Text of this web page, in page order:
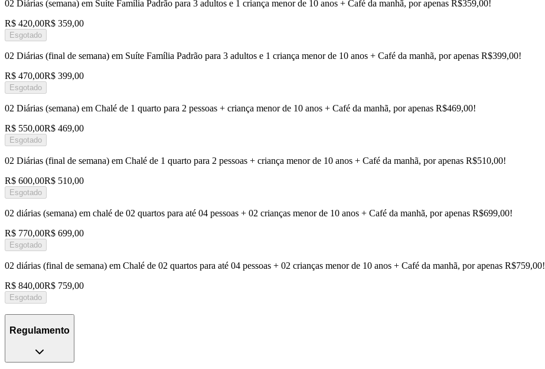
02 Diárias (semana) em Suíte Família Padrão para 3 adultos e 1 criança menor de 10 anos + Café da manhã, por apenas R$359,00!
R$ 420,00R$ 359,00
Esgotado
02 Diárias (final de semana) em Suíte Família Padrão para 3 adultos e 1 criança menor de 10 anos + Café da manhã, por apenas R$399,00!
R$ 470,00R$ 399,00
Esgotado
02 Diárias (semana) em Chalé de 1 quarto para 2 pessoas + criança menor de 10 anos + Café da manhã, por apenas R$469,00!
R$ 550,00R$ 469,00
Esgotado
02 Diárias (final de semana) em Chalé de 1 quarto para 2 pessoas + criança menor de 10 anos + Café da manhã, por apenas R$510,00!
R$ 600,00R$ 510,00
Esgotado
02 diárias (semana) em chalé de 02 quartos para até 04 pessoas + 02 crianças menor de 10 anos + Café da manhã, por apenas R$699,00!
R$ 770,00R$ 699,00
Esgotado
02 diárias (final de semana) em Chalé de 02 quartos para até 04 pessoas + 02 crianças menor de 10 anos + Café da manhã, por apenas R$759,00!
R$ 840,00R$ 759,00
Esgotado
Regulamento